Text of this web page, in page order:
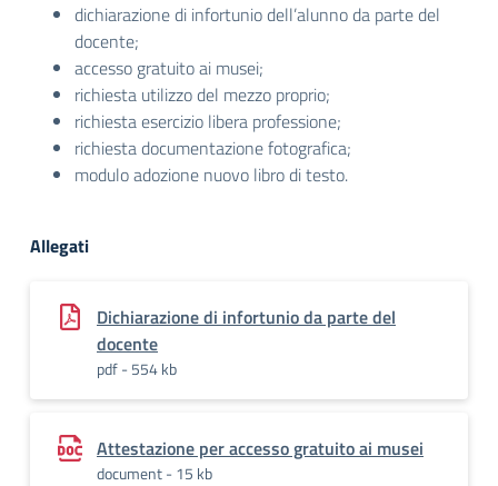
dichiarazione di infortunio dell’alunno da parte del
docente;
accesso gratuito ai musei;
richiesta utilizzo del mezzo proprio;
richiesta esercizio libera professione;
richiesta documentazione fotografica;
modulo adozione nuovo libro di testo.
Allegati
Dichiarazione di infortunio da parte del
docente
pdf - 554 kb
Attestazione per accesso gratuito ai musei
document - 15 kb